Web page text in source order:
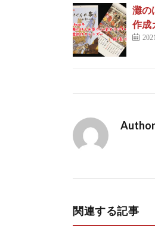
灘の
作成
関連する記事